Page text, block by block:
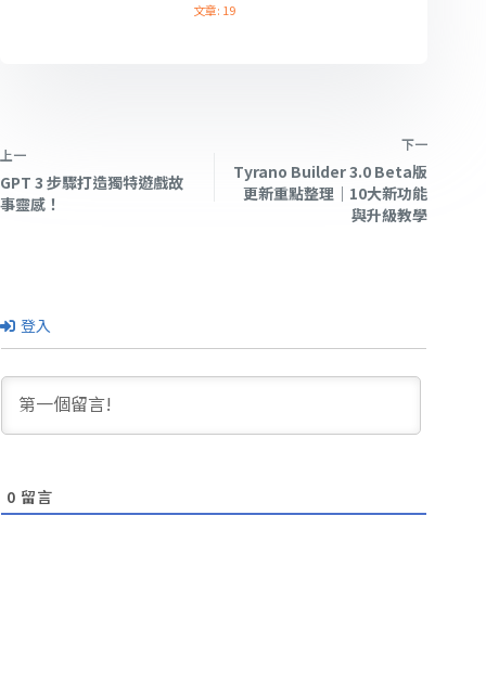
文章: 19
上一
GPT 3 步驟打造獨特遊戲故
事靈感！
下一
Tyrano Builder 3.0 Beta版
更新重點整理｜10大新功能
與升級教學
登入
0 留言